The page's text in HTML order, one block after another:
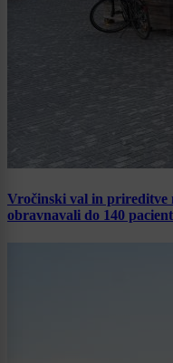
Vročinski val in prireditve
obravnavali do 140